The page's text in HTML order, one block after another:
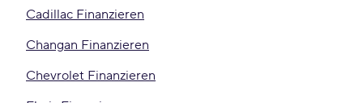
Cadillac Finanzieren
Changan Finanzieren
Chevrolet Finanzieren